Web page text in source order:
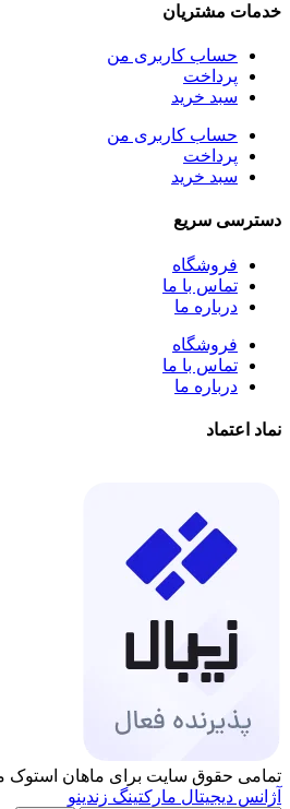
خدمات مشتریان
حساب کاربری من
پرداخت
سبد خرید
حساب کاربری من
پرداخت
سبد خرید
دسترسی سریع
فروشگاه
تماس با ما
درباره ما
فروشگاه
تماس با ما
درباره ما
نماد اعتماد
تمامی حقوق سایت برای ماهان
آژانس دیجیتال مارکتینگ زندینو